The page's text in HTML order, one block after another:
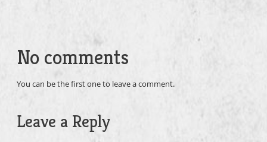
No comments
You can be the first one to leave a comment.
Leave a Reply